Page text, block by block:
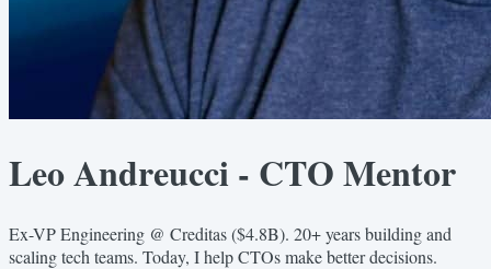
Leo Andreucci - CTO Mentor
Ex-VP Engineering @ Creditas ($4.8B). 20+ years building and
scaling tech teams. Today, I help CTOs make better decisions.